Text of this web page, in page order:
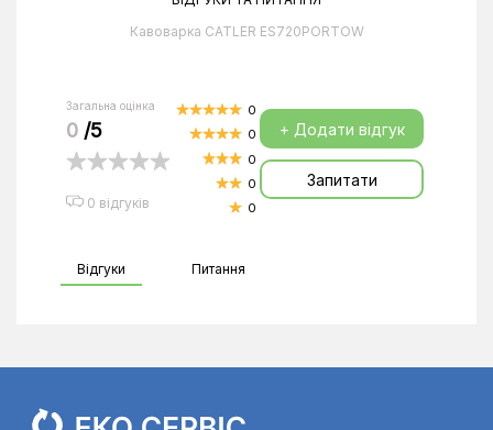
Кавоварка CATLER ES720PORTOW
Загальна оцінка
0 /5
0 відгуків
0
0
0
0
0
+ Додати відгук
Запитати
Відгуки Питання